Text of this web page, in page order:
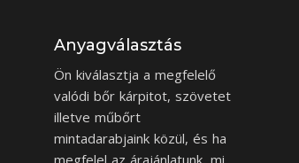
Anyagválasztás
Ön kiválasztja a megfelelő
valódi bőr kárpitot, szövetet
illetve műbőrt
mintadarabjaink közül, és ha
megfelel az árajánlatunk, mi